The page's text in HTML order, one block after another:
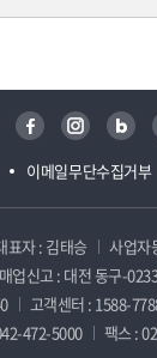
이메일무단수집거부
페이스북 인스타그램 블로그
표자 : 김태승
사업자
업신고 : 대전 동구-
고객센터 : 1588-
472-5000
팩스 :